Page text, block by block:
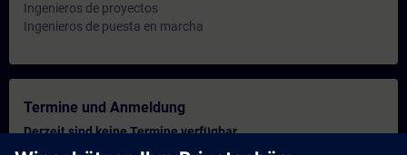
Ingenieros de proyectos
Ingenieros de puesta en marcha
Termine und Anmeldung
Derzeit sind keine Termine verfügbar